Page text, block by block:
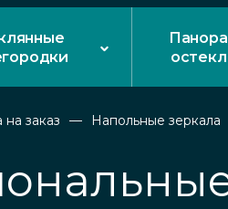
на заказ Напольные зеркала